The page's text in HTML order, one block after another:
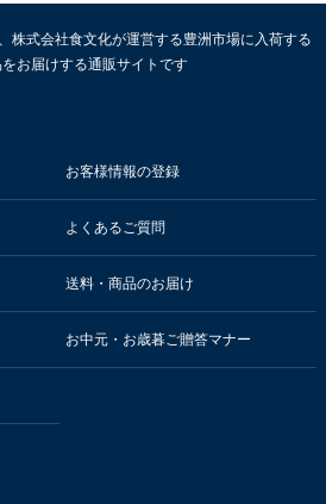
株式会社食文化が運営する豊洲市場に入荷する
お届けする通販サイトです
お客様情報の登録
よくあるご質問
送料・商品のお届け
お中元・お歳暮ご贈答マナー